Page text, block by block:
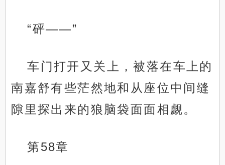
“砰——”
车门打开又关上，被落在车上的
南嘉舒有些茫然地和从座位中间缝
隙里探出来的狼脑袋面面相觑。
第58章